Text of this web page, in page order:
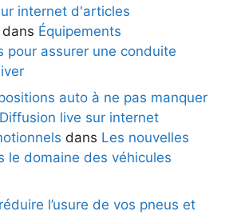
internet d'articles
dans Équipements
pour assurer une conduite
auto à ne pas manquer
live sur internet
dans Les nouvelles
le domaine des véhicules
l’usure de vos pneus et